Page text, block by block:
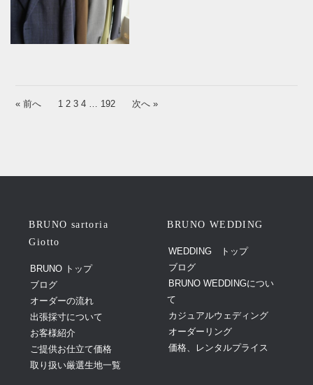
« 前へ 1 2 3 4 192 次へ »
BRUNO sartoria
Giotto
BRUNO トップ
ブログ
オーダーの流れ
出張採寸について
お客様紹介
ご提供お仕立て価格
取り扱い厳選生地一覧
BRUNO WEDDING
WEDDING トップ
ブログ
BRUNO WEDDINGについ
て
カジュアルウェディング
オーダーリング
価格、レンタルプライス